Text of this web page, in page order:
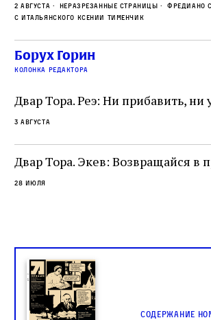
верны своему архаичному культу
скрывали от населения соседних
сколько узников погибало
жутких местах
2 августа Неразрезанные страницы
Фредиано
с итальянского Ксении Тименчик
Борух Горин
колонка редактора
Двар Тора. Реэ: Ни прибавить, ни
3 августа
Двар Тора. Экев: Возвращайся в
28 июля
Содержание